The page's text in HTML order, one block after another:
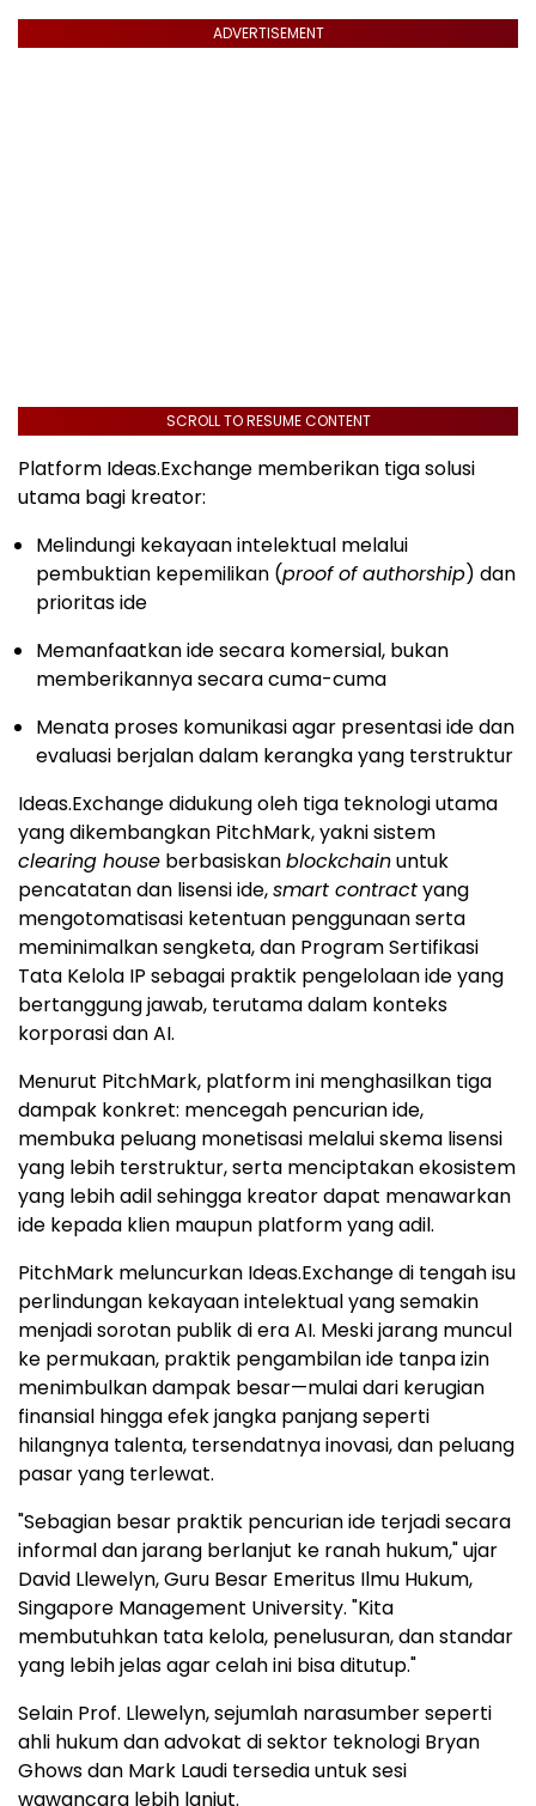
ADVERTISEMENT
SCROLL TO RESUME CONTENT
Platform Ideas.Exchange memberikan tiga solusi
utama bagi kreator:
Melindungi kekayaan intelektual melalui
pembuktian kepemilikan (proof of authorship) dan
prioritas ide
Memanfaatkan ide secara komersial, bukan
memberikannya secara cuma-cuma
Menata proses komunikasi agar presentasi ide dan
evaluasi berjalan dalam kerangka yang terstruktur
Ideas.Exchange didukung oleh tiga teknologi utama
yang dikembangkan PitchMark, yakni sistem
clearing house berbasiskanblockchainuntuk
pencatatan dan lisensi ide,smart contractyang
mengotomatisasi ketentuan penggunaan serta
meminimalkan sengketa, dan Program Sertifikasi
Tata Kelola IP sebagai praktik pengelolaan ide yang
bertanggung jawab, terutama dalam konteks
korporasi dan AI.
Menurut PitchMark, platform ini menghasilkan tiga
dampak konkret: mencegah pencurian ide,
membuka peluang monetisasi melalui skema lisensi
yang lebih terstruktur, serta menciptakan ekosistem
yang lebih adil sehingga kreator dapat menawarkan
ide kepada klien maupun platform yang adil.
PitchMark meluncurkan Ideas.Exchange di tengah isu
perlindungan kekayaan intelektual yang semakin
menjadi sorotan publik di era AI. Meski jarang muncul
ke permukaan, praktik pengambilan ide tanpa izin
menimbulkan dampak besar—mulai dari kerugian
finansial hingga efek jangka panjang seperti
hilangnya talenta, tersendatnya inovasi, dan peluang
pasar yang terlewat.
"Sebagian besar praktik pencurian ide terjadi secara
informal dan jarang berlanjut ke ranah hukum," ujar
David Llewelyn, Guru Besar Emeritus Ilmu Hukum,
Singapore Management University. "Kita
membutuhkan tata kelola, penelusuran, dan standar
yang lebih jelas agar celah ini bisa ditutup."
Selain Prof. Llewelyn, sejumlah narasumber seperti
ahli hukum dan advokat di sektor teknologi Bryan
Ghows dan Mark Laudi tersedia untuk sesi
wawancara lebih lanjut.